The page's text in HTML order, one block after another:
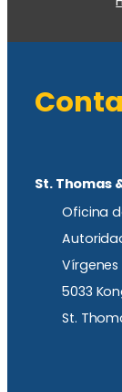
St. Thomas
Oficina
Vírgenes
5033
St.